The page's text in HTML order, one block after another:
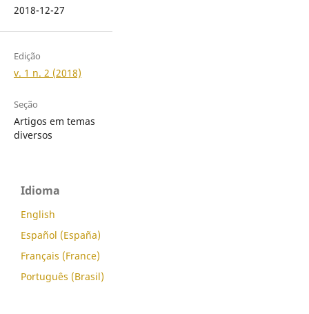
2018-12-27
Edição
v. 1 n. 2 (2018)
Seção
Artigos em temas
diversos
Idioma
English
Español (España)
Français (France)
Português (Brasil)